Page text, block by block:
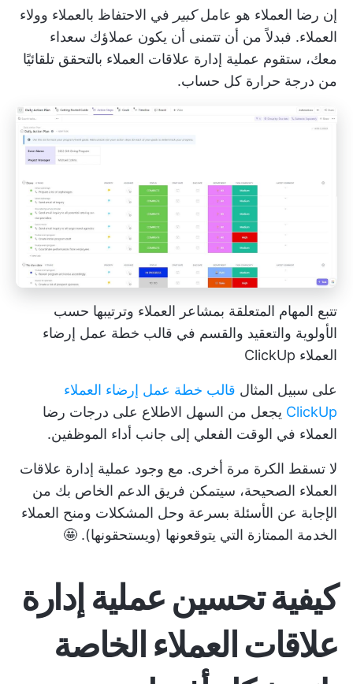
إن رضا العملاء هو عاملكبير في الاحتفاظ بالعملاء وولاء
العملاء. فبدلاً من أن تتمنى أن يكون عملاؤك سعداء
معك، ستقوم عملية إدارة علاقات العملاء بالتحقق تلقائيًا
من درجة حرارة كل حساب.
تتبع المهام المتعلقة بمشاعر العملاء وترتيبها حسب
الأولوية والتعقيد والقسم في قالب خطة عمل إرضاء
العملاء ClickUp
على سبيل المثال قالب خطة عمل إرضاء العملاء
ClickUp يجعل من السهل الاطلاع على درجات رضا
العملاء في الوقت الفعلي إلى جانب أداء الموظفين.
لا تسقط الكرة مرة أخرى. مع وجود عملية إدارة علاقات
العملاء الصحيحة، سيتمكن فريق الدعم الخاص بك من
الإجابة عن الأسئلة بسرعة وحل المشكلات ومنح العملاء
الخدمة الممتازة التي يتوقعونها (ويستحقونها). 🤩
كيفية تحسين عملية إدارة
علاقات العملاء الخاصة